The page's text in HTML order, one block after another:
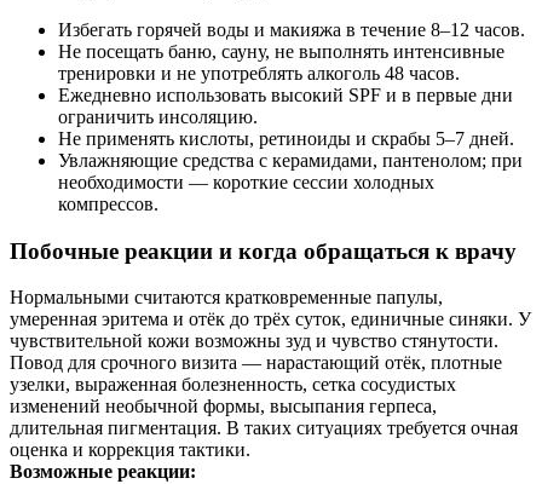
Избегать горячей воды и макияжа в течение 8–12 часов.
Не посещать баню, сауну, не выполнять интенсивные
тренировки и не употреблять алкоголь 48 часов.
Ежедневно использовать высокий SPF и в первые дни
ограничить инсоляцию.
Не применять кислоты, ретиноиды и скрабы 5–7 дней.
Увлажняющие средства с керамидами, пантенолом; при
необходимости — короткие сессии холодных
компрессов.
Побочные реакции и когда обращаться к врачу
Нормальными считаются кратковременные папулы,
умеренная эритема и отёк до трёх суток, единичные синяки. У
чувствительной кожи возможны зуд и чувство стянутости.
Повод для срочного визита — нарастающий отёк, плотные
узелки, выраженная болезненность, сетка сосудистых
изменений необычной формы, высыпания герпеса,
длительная пигментация. В таких ситуациях требуется очная
оценка и коррекция тактики.
Возможные реакции: